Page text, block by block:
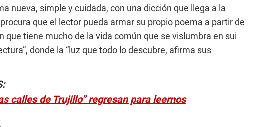
nueva, simple y cuidada, con una dicción que llega a la
que el lector pueda armar su propio poema a partir de
que tiene mucho de la vida común que se vislumbra en sui
donde la “luz que todo lo descubre, afirma sus
calles de Trujillo” regresan para leernos